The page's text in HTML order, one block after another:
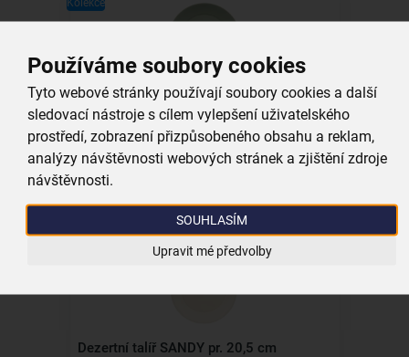
Používáme soubory cookies
Tyto webové stránky používají soubory cookies a další
sledovací nástroje s cílem vylepšení uživatelského
prostředí, zobrazení přizpůsobeného obsahu a reklam,
analýzy návštěvnosti webových stránek a zjištění zdroje
návštěvnosti.
SOUHLASÍM
Upravit mé předvolby
Kolekce
Mělký talíř SANDY pr. 23,5 cm
49,00 Kč
Vložit do košíku
Dezertní talíř SANDY pr. 20,5 cm